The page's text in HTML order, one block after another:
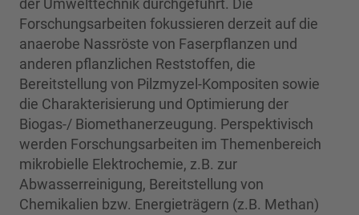
der Umwelttechnik durchgeführt. Die
Forschungsarbeiten fokussieren derzeit auf die
anaerobe Nassröste von Faserpflanzen und
anderen pflanzlichen Reststoffen, die
Bereitstellung von Pilzmyzel-Kompositen sowie
die Charakterisierung und Optimierung der
Biogas-/ Biomethanerzeugung. Perspektivisch
werden Forschungsarbeiten im Themenbereich
mikrobielle Elektrochemie, z.B. zur
Abwasserreinigung, Bereitstellung von
Chemikalien bzw. Energieträgern (z.B. Methan)